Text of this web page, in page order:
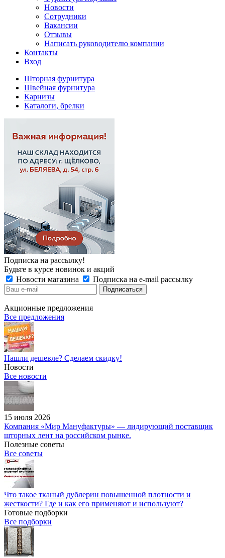
Новости
Сотрудники
Вакансии
Отзывы
Написать руководителю компании
Контакты
Вход
Шторная фурнитура
Швейная фурнитура
Карнизы
Каталоги, брелки
Подписка на рассылку!
Будьте в курсе новинок и акций
Новости магазина
Подписка на e-mail рассылку
Акционные предложения
Все предложения
Нашли дешевле? Сделаем скидку!
Новости
Все новости
15 июля 2026
Компания «Мир Мануфактуры» — лидирующий поставщик
шторных лент на российском рынке.
Полезные советы
Все советы
Что такое тканый дублерин повышенной плотности и
жесткости? Где и как его применяют и используют?
Готовые подборки
Все подборки